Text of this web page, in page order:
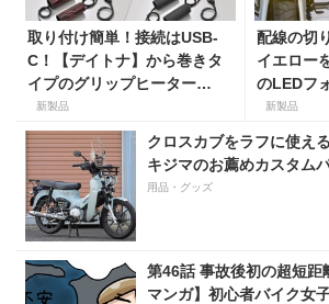
取り付け簡単！接続はUSB-
C！【デイトナ】から巻きタ
イプのグリップヒーター
「HOT GRIP WRAP HEAT」
が登場
新製品
配線の切
イエロー
のLEDフ
ホンダ
新製品
クロスカブをラフに使え
キジマのお薦めカスタム
用品・グッズ
第46話 事故後初の超短距
マンガ】初心者バイク女